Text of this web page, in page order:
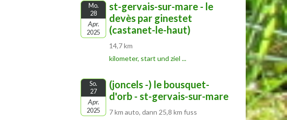
Mo.
28
Apr.
2025
st-gervais-sur-mare - le
devès par ginestet
(castanet-le-haut)
14,7 km
kilometer, start und ziel ...
So.
27
Apr.
2025
(joncels -) le bousquet-
d'orb - st-gervais-sur-mare
7 km auto, dann 25,8 km fuss